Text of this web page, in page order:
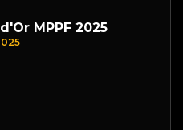
MPPF 2025